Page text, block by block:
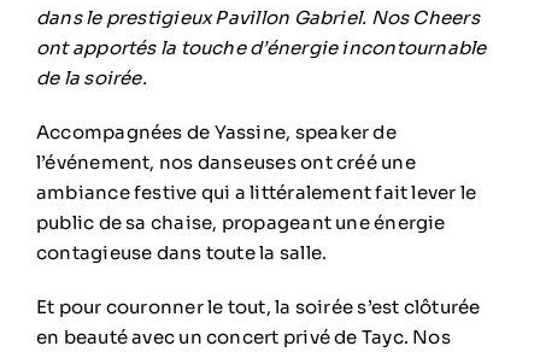
dans le prestigieux Pavillon Gabriel. Nos Cheers
ont apportés la touche d’énergie incontournable
de la soirée.
Accompagnées de Yassine, speaker de
l’événement, nos danseuses ont créé une
ambiance festive qui a littéralement fait lever le
public de sa chaise, propageant une énergie
contagieuse dans toute la salle.
Et pour couronner le tout, la soirée s’est clôturée
en beauté avec un concert privé de Tayc. Nos